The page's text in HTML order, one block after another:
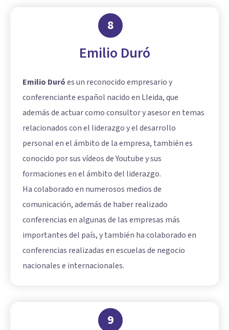
8
Emilio Duró
Emilio Duróes un reconocido empresario y
conferenciante español nacido en Lleida, que
además de actuar como consultor y asesor en temas
relacionados con el liderazgo y el desarrollo
personal en el ámbito de la empresa, también es
conocido por sus vídeos de Youtube y sus
formaciones en el ámbito del liderazgo.
Ha colaborado en numerosos medios de
comunicación, además de haber realizado
conferencias en algunas de las empresas más
importantes del país, y también ha colaborado en
conferencias realizadas en escuelas de negocio
nacionales e internacionales.
9